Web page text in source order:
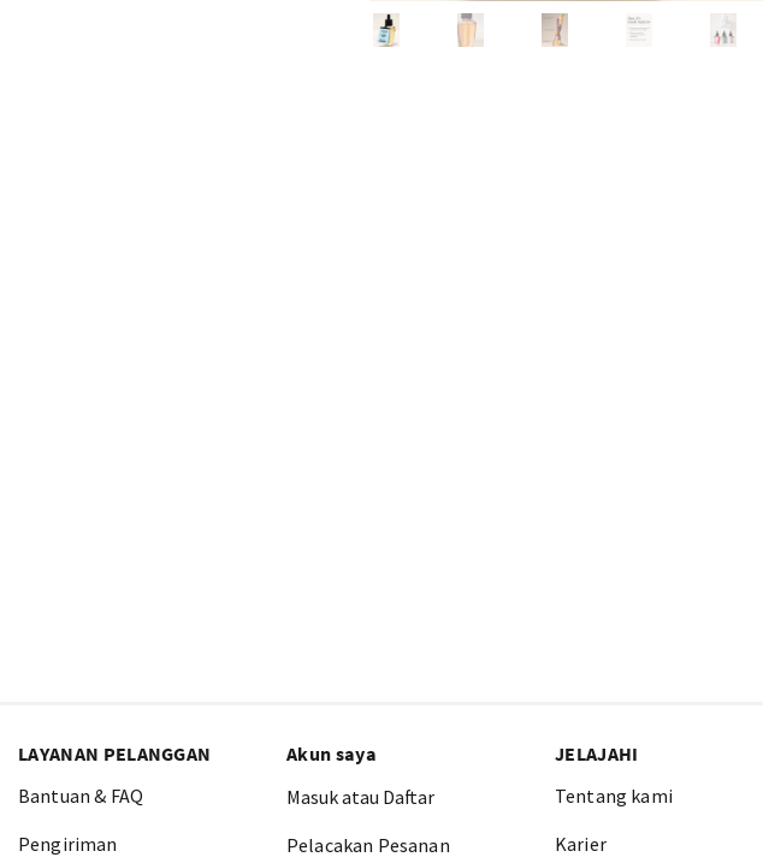
LAYANAN PELANGGAN
Bantuan & FAQ
Pengiriman
Akun saya
Masuk atau Daftar
Pelacakan Pesanan
JELAJAHI
Tentang kami
Karier